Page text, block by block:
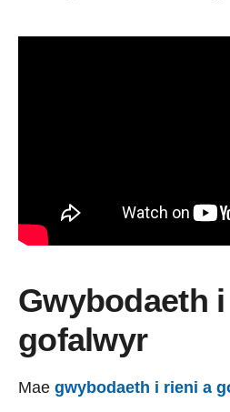
Gwybodaeth
gofalwyr
Mae gwybodaeth i rieni a